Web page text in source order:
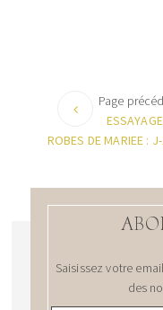
Page
ROBES DE MARIEE :
Saisissez votre
des